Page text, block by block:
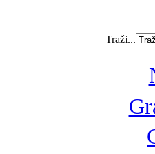
Traži...